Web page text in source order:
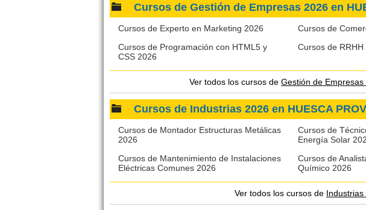
Cursos de Gestión de Empresas 2026 en
Cursos de Experto en Marketing 2026
Cursos de
Cursos de Programación con HTML5 y
CSS 2026
Cursos de RRHH
Ver todos los cursos de Gestión de Empresas
Cursos de Industrias 2026 en HUESCA
Cursos de Montador Estructuras Metálicas
2026
Cursos de
Energía Solar
Cursos de Mantenimiento de Instalaciones
Eléctricas Comunes 2026
Cursos de
Químico 2026
Ver todos los cursos de Industrias